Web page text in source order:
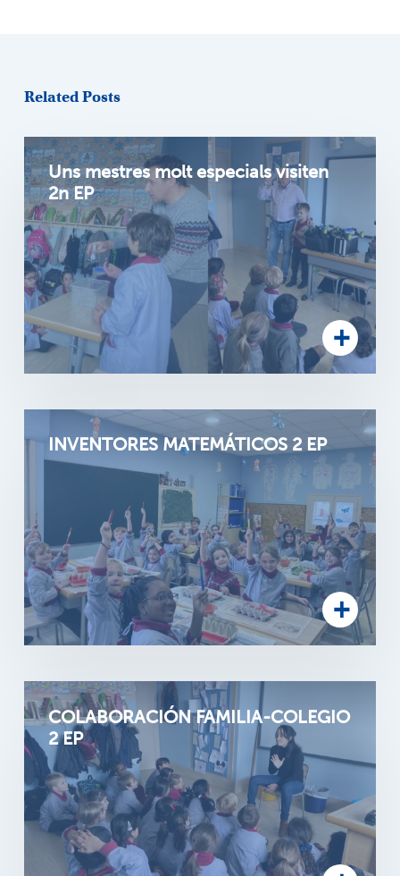
Related Posts
Uns mestres molt especials visiten
2n EP
INVENTORES MATEMÁTICOS 2 EP
COLABORACIÓN FAMILIA-COLEGIO
2 EP